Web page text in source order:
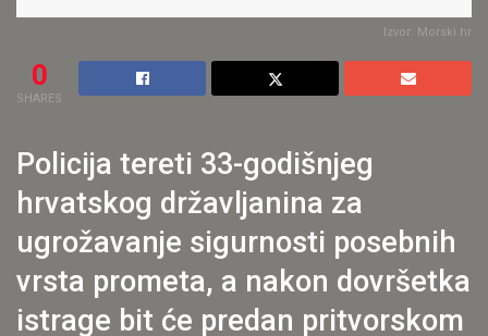
Izvor: Morski.hr
0
SHARES
Policija tereti 33-godišnjeg
hrvatskog državljanina za
ugrožavanje sigurnosti posebnih
vrsta prometa, a nakon dovršetka
istrage bit će predan pritvorskom